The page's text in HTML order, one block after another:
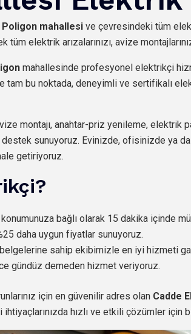
Poligon mahallesi ve çevresindeki tüm
elektrik arızalarınızı, avize
mahallesinde profesyonel elektrikçi
tam bu noktada, deneyimli ve sertifikalı
montajı, anahtar-priz yenileme,
sunuyoruz. Evinizde, ofisinizde ya da
getiriyoruz.
konumunuza bağlı olarak 15 dakika içinde
daha uygun fiyatlar sunuyoruz.
belgelerine sahip ekibimizle en iyi hizmeti
gündüz demeden hizmet veriyoruz.
için en güvenilir adres olan Cadde
hızlı ve etkili çözümler için